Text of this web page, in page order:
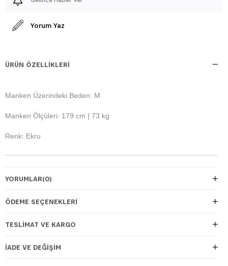
Yorum Yaz
ÜRÜN ÖZELLIKLERI
Manken Üzerindeki Beden: M
Manken Ölçüleri: 179 cm | 73 kg
Renk: Ekru
YORUMLAR(0)
ÖDEME SEÇENEKLERI
TESLIMAT VE KARGO
İADE VE DEĞIŞIM